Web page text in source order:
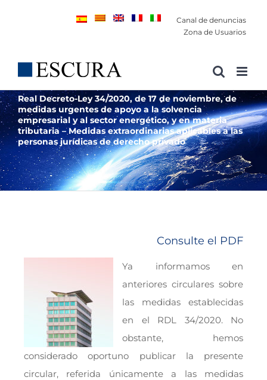
Canal de denuncias
Zona de Usuarios
Real Decreto-Ley 34/2020, de 17 de noviembre, de
medidas urgentes de apoyo a la solvencia
empresarial y al sector energético, y en materia
tributaria – Medidas extraordinarias aplicables a las
personas jurídicas de derecho privado
Consulte el PDF
Ya informamos en
anteriores circulares sobre
las medidas establecidas
en el RDL 34/2020. No
obstante, hemos
considerado oportuno publicar la presente
circular, referida únicamente a las medidas